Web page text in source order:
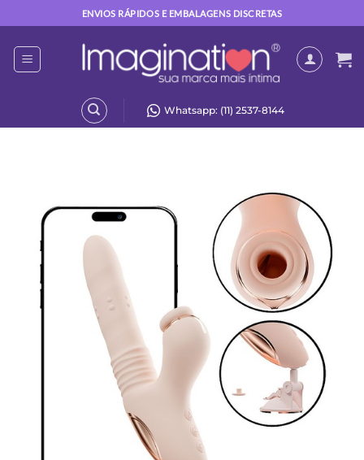
to
content
ENVIOS RÁPIDOS E EMBALAGENS DISCRETAS
Whatsapp: (11) 2537-8144